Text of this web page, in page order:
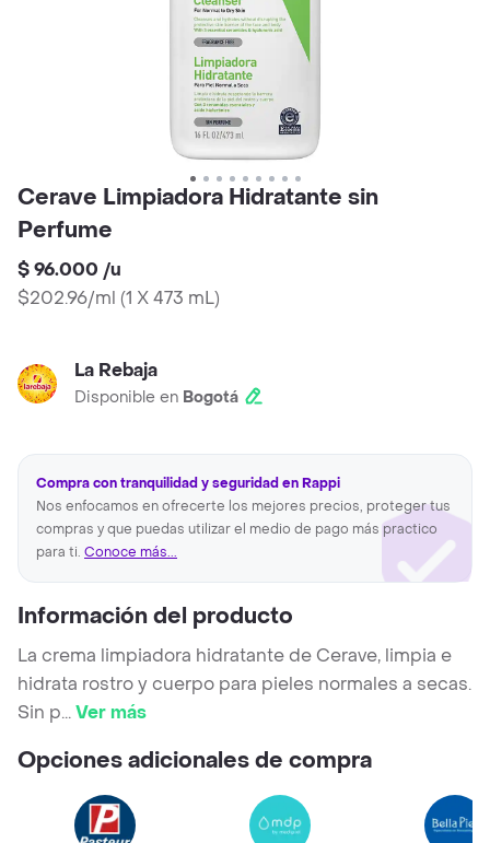
Cerave Limpiadora Hidratante sin
Perfume
$ 96.000 /u
$202.96/ml (1 X 473 mL)
La Rebaja
Disponible en Bogotá
Compra con tranquilidad y seguridad en Rappi
Nos enfocamos en ofrecerte los mejores precios, proteger tus
compras y que puedas utilizar el medio de pago más practico
para ti. Conoce más...
Información del producto
La crema limpiadora hidratante de Cerave, limpia e
hidrata rostro y cuerpo para pieles normales a secas.
Sin p...Ver más
Opciones adicionales de compra